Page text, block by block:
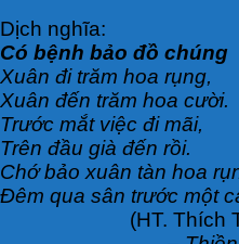
Dịch nghĩa:
Có bệnh bảo đồ chúng
Xuân đi trăm hoa rụng,
Xuân đến trăm hoa cười.
Trước mắt việc đi mãi,
Trên đầu già đến rồi.
Chớ bảo xuân tàn hoa
Đêm qua sân trước một
(HT. Thích